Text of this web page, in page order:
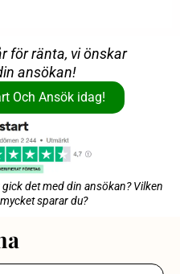
för ränta, vi önskar
ansökan!
Och Ansök idag!
gick det med din ansökan? Vilken
sparar du?